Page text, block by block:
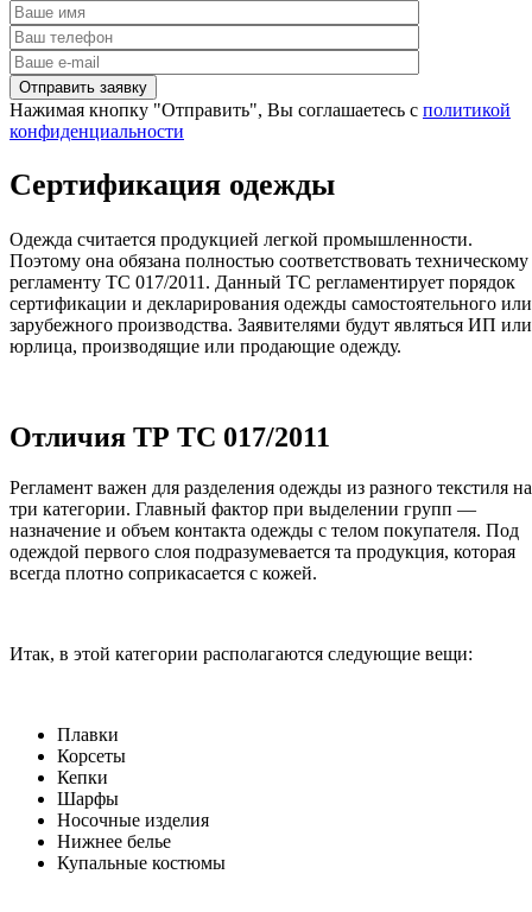
Нажимая кнопку "Отправить", Вы соглашаетесь с политикой
конфиденциальности
Сертификация одежды
Одежда считается продукцией легкой промышленности.
Поэтому она обязана полностью соответствовать техническому
регламенту ТС 017/2011. Данный ТС регламентирует порядок
сертификации и декларирования одежды самостоятельного или
зарубежного производства. Заявителями будут являться ИП или
юрлица, производящие или продающие одежду.
Отличия ТР ТС 017/2011
Регламент важен для разделения одежды из разного текстиля на
три категории. Главный фактор при выделении групп —
назначение и объем контакта одежды с телом покупателя. Под
одеждой первого слоя подразумевается та продукция, которая
всегда плотно соприкасается с кожей.
Итак, в этой категории располагаются следующие вещи:
Плавки
Корсеты
Кепки
Шарфы
Носочные изделия
Нижнее белье
Купальные костюмы